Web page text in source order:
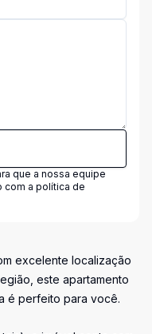
que a nossa equipe
com a política de
excelente localização
este apartamento
é perfeito para você.